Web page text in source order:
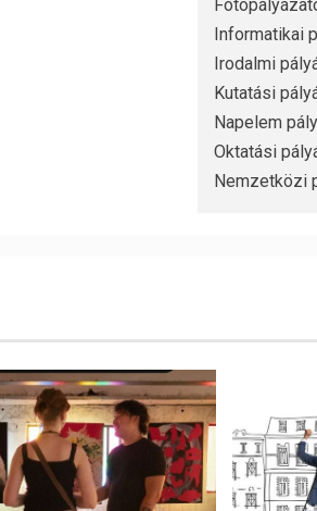
Informatikai
Irodalmi
Kutatási
Napelem
Oktatási
Nemzetközi